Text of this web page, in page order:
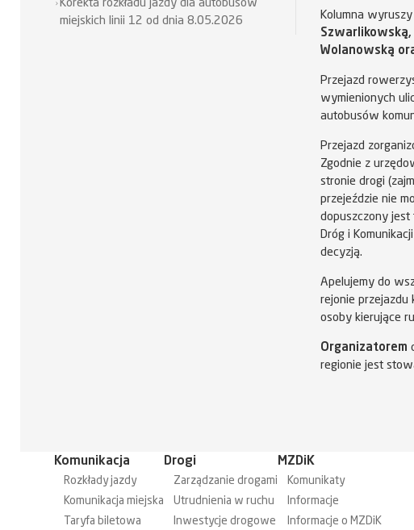
Kolumna
Szwarlikowską,
Wolanowską
Przejazd
wymienionych
autobusów
Przejazd
Zgodnie z
stronie drogi
przejeździe nie
dopuszczony
Dróg i
decyzją.
Apelujemy do
rejonie
osoby kierujące
Organizatorem
regionie jest
Korekta rozkładu jazdy dla autobusów
miejskich linii 12 od dnia 8.05.2026
Komunikacja
Rozkłady jazdy
Komunikacja miejska
Taryfa biletowa
Drogi
Zarządzanie drogami
Utrudnienia w ruchu
Inwestycje drogowe
MZDiK
Komunikaty
Informacje
Informacje o MZDiK